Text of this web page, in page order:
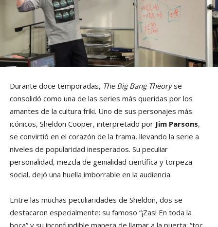
Durante doce temporadas, The Big Bang Theoryse
consolidó como una de las series más queridas por los
amantes de la cultura friki. Uno de sus personajes más
icónicos, Sheldon Cooper, interpretado por Jim Parsons,
se convirtió en el corazón de la trama, llevando la serie a
niveles de popularidad inesperados. Su peculiar
personalidad, mezcla de genialidad científica y torpeza
social, dejó una huella imborrable en la audiencia.
Entre las muchas peculiaridades de Sheldon, dos se
destacaron especialmente: su famoso “¡Zas! En toda la